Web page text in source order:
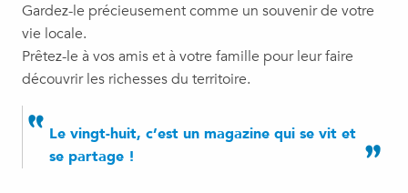
Gardez-le précieusement comme un souvenir de votre
vie locale.
Prêtez-le à vos amis et à votre famille pour leur faire
découvrir les richesses du territoire.
Le vingt-huit, c’est un magazine qui se vit et
se partage !